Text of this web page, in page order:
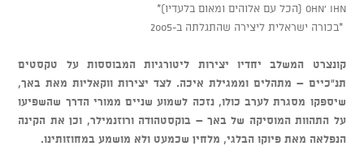
ohn' ihn (הכל עם אלוהים ומאום בלעדיו)*
*בכורה ישראלית ליצירה שהתגלתה ב-2005
קונצרט המשלב יחדיו יצירות ליטורגיות המבוססות על טקסטים
תנ"כיים – מתהלים וממגילת איכה. לצד יצירות ווקאליות מאת באך,
שיספקו מסגרת לערב כולו, נזכה לשמוע שניים ממורי הדרך שהשפיעו
על התהוות המוסיקה של באך – בוקסטהודה ורוזנמילר, וכן את הקינה
הנפלאה מאת פיוקו הבלגי, מלחין שכמעט ולא מושמע במחוזותינו.